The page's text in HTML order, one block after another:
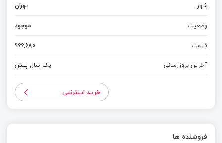
شهر
تهران
وضعیت
موجود
قیمت
966,680
آخرین بروزرسانی
یک سال پیش
خرید اینترنتی
فروشنده ها